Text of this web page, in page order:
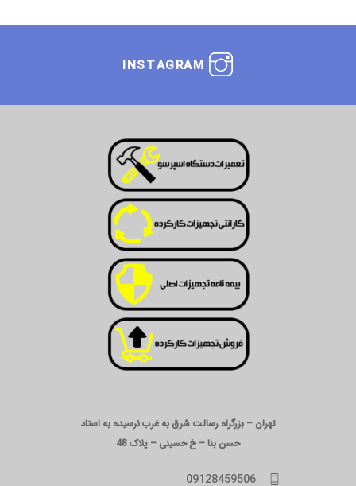
INSTAGRAM
تهران – بزرگراه رسالت شرق به غرب نرسیده به استاد
حسن بنا – خ حسینی – پلاک 48
09128459506